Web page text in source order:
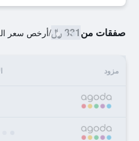
صفقات من331 ﷼ /أرخص سعر
مزود